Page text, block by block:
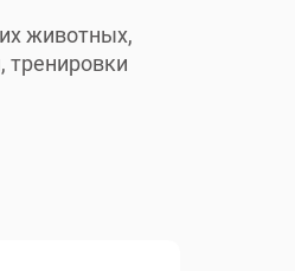
животных,
тренировки